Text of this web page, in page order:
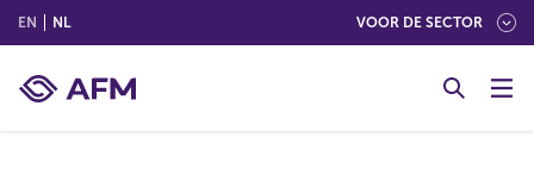
EN (ENGLISH)
NL(NEDERLANDS (NEDERLAND)) VOOR DE SECTOR